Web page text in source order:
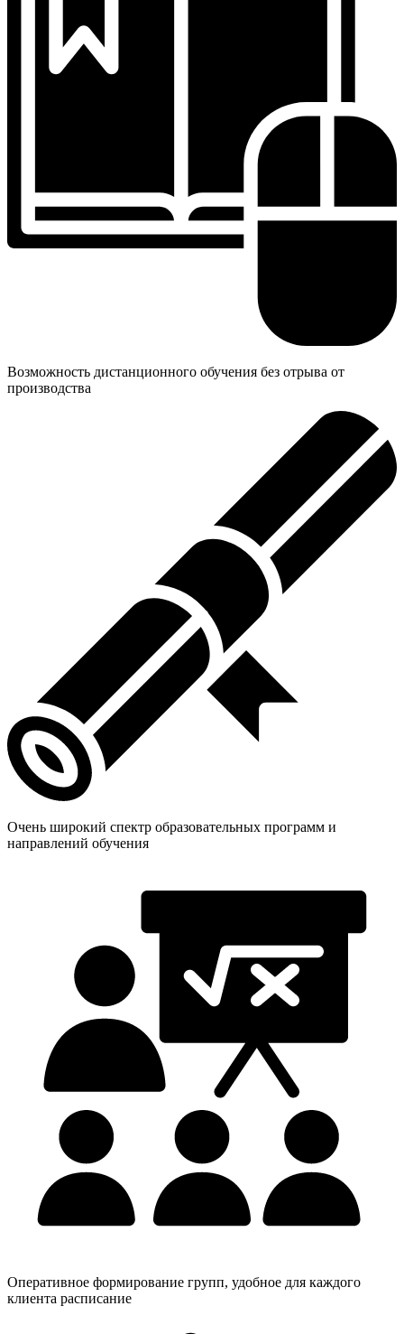
Возможность дистанционного обучения без отрыва от
производства
Очень широкий спектр образовательных программ и
направлений обучения
Оперативное формирование групп, удобное для каждого
клиента расписание